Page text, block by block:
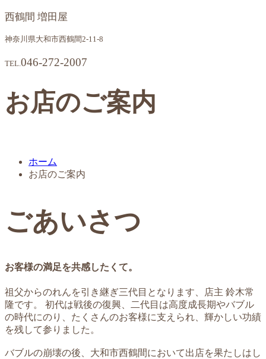
西鶴間 増田屋
神奈川県大和市西鶴間2-11-8
TEL.046-272-2007
お店のご案内
ホーム
お店のご案内
ごあいさつ
お客様の満足を共感したくて。
祖父からのれんを引き継ぎ三代目となります、店主 鈴木常
隆です。 初代は戦後の復興、二代目は高度成長期やバブル
の時代にのり、たくさんのお客様に支えられ、輝かしい功績
を残して参りました。
バブルの崩壊の後、大和市西鶴間において出店を果たしはし